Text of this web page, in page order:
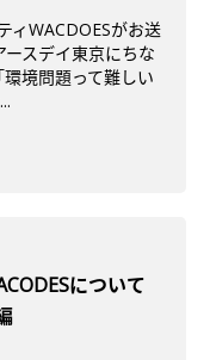
ィWACDOESがお送
スデイ東京にちな
境問題って難しい
について